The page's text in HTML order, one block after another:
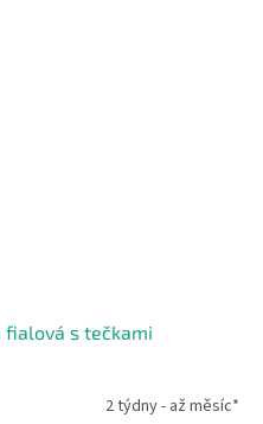
s tečkami
2 týdny - až měsíc*